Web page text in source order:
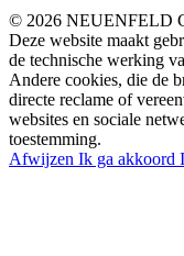
© 2026 NEUENFELD
Deze website maakt
de technische werking
Andere cookies, die de
directe reclame of
websites en sociale
toestemming.
Afwijzen Ik ga akkoord